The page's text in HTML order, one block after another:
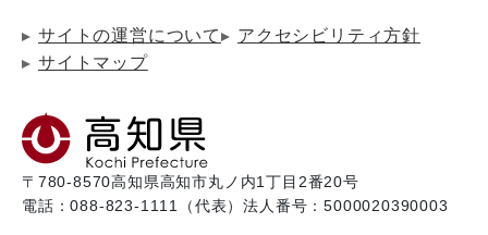
サイトの運営について
アクセシビリティ方針
サイトマップ
〒780-8570高知県高知市丸ノ内1丁目2番20号
電話：088-823-1111（代表）法人番号：5000020390003